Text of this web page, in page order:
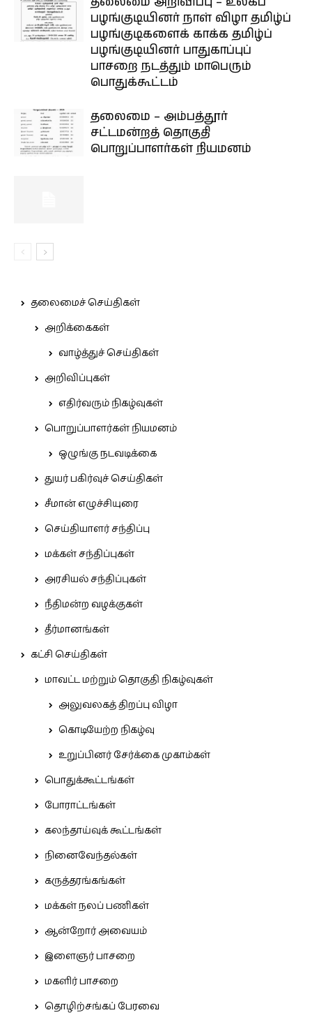
பழங்குடியினர் நாள் விழா தமிழ்ப்
பழங்குடிகளைக் காக்க தமிழ்ப்
பழங்குடியினர் பாதுகாப்புப்
பாசறை நடத்தும் மாபெரும்
பொதுக்கூட்டம்
தலைமை – அம்பத்தூர்
சட்டமன்றத் தொகுதி
பொறுப்பாளர்கள் நியமனம்
தலைமைச் செய்திகள்
அறிக்கைகள்
வாழ்த்துச் செய்திகள்
அறிவிப்புகள்
எதிர்வரும் நிகழ்வுகள்
பொறுப்பாளர்கள் நியமனம்
ஒழுங்கு நடவடிக்கை
துயர் பகிர்வுச் செய்திகள்
சீமான் எழுச்சியுரை
செய்தியாளர் சந்திப்பு
மக்கள் சந்திப்புகள்
அரசியல் சந்திப்புகள்
நீதிமன்ற வழக்குகள்
தீர்மானங்கள்
கட்சி செய்திகள்
மாவட்ட மற்றும் தொகுதி நிகழ்வுகள்
அலுவலகத் திறப்பு விழா
கொடியேற்ற நிகழ்வு
உறுப்பினர் சேர்க்கை முகாம்கள்
பொதுக்கூட்டங்கள்
போராட்டங்கள்
கலந்தாய்வுக் கூட்டங்கள்
நினைவேந்தல்கள்
கருத்தரங்கங்கள்
மக்கள் நலப் பணிகள்
ஆன்றோர் அவையம்
இளைஞர் பாசறை
மகளிர் பாசறை
தொழிற்சங்கப் பேரவை